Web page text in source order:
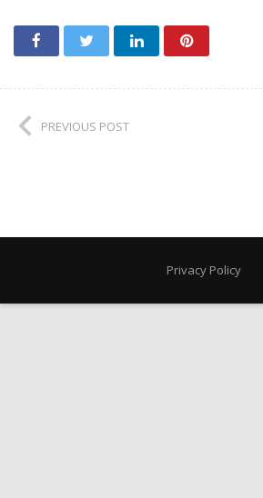
PREVIOUS POST
Privacy Policy